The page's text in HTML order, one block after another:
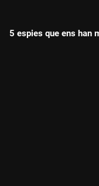
5 espies que ens han